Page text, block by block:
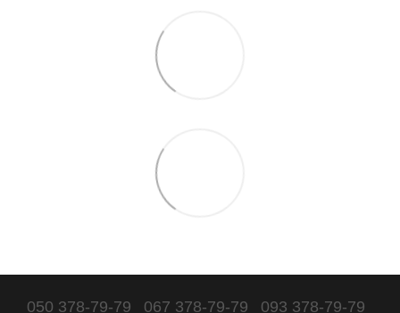
050 378-79-79 067 378-79-79 093 378-79-79